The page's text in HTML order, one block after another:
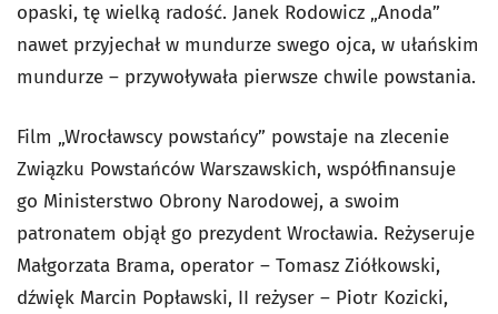
opaski, tę wielką radość. Janek Rodowicz „Anoda”
nawet przyjechał w mundurze swego ojca, w ułańskim
mundurze – przywoływała pierwsze chwile powstania.
Film „Wrocławscy powstańcy” powstaje na zlecenie
Związku Powstańców Warszawskich, współfinansuje
go Ministerstwo Obrony Narodowej, a swoim
patronatem objął go prezydent Wrocławia. Reżyseruje
Małgorzata Brama, operator – Tomasz Ziółkowski,
dźwięk Marcin Popławski, II reżyser – Piotr Kozicki,